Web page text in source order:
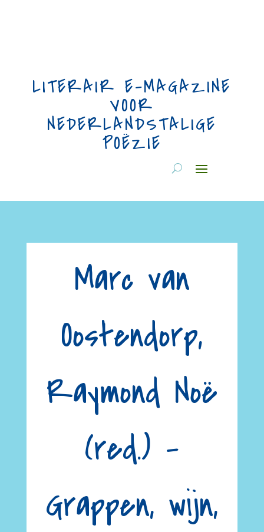
LITERAIR E-MAGAZINE
VOOR
NEDERLANDSTALIGE
POËZIE
Marc van
Oostendorp,
Raymond Noë
(red.) –
Grappen, wijn,